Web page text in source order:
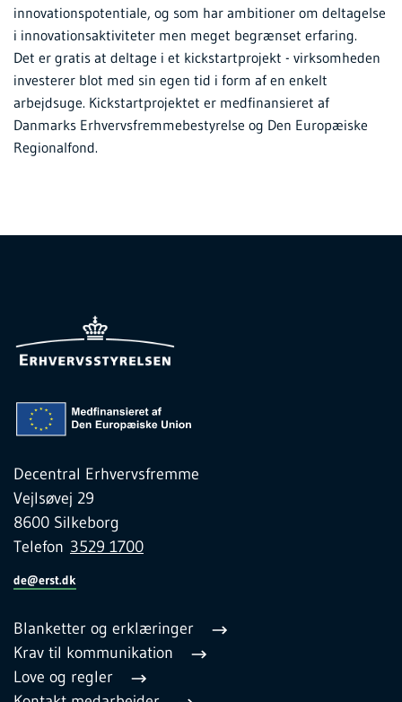
innovationspotentiale, og som har ambitioner om deltagelse
i innovationsaktiviteter men meget begrænset erfaring.
Det er gratis at deltage i et kickstartprojekt - virksomheden
investerer blot med sin egen tid i form af en enkelt
arbejdsuge. Kickstartprojektet er medfinansieret af
Danmarks Erhvervsfremmebestyrelse og Den Europæiske
Regionalfond.
Decentral Erhvervsfremme
Vejlsøvej 29
8600 Silkeborg
Telefon 3529 1700
de@erst.dk
Blanketter og erklæringer
Krav til kommunikation
Love og regler